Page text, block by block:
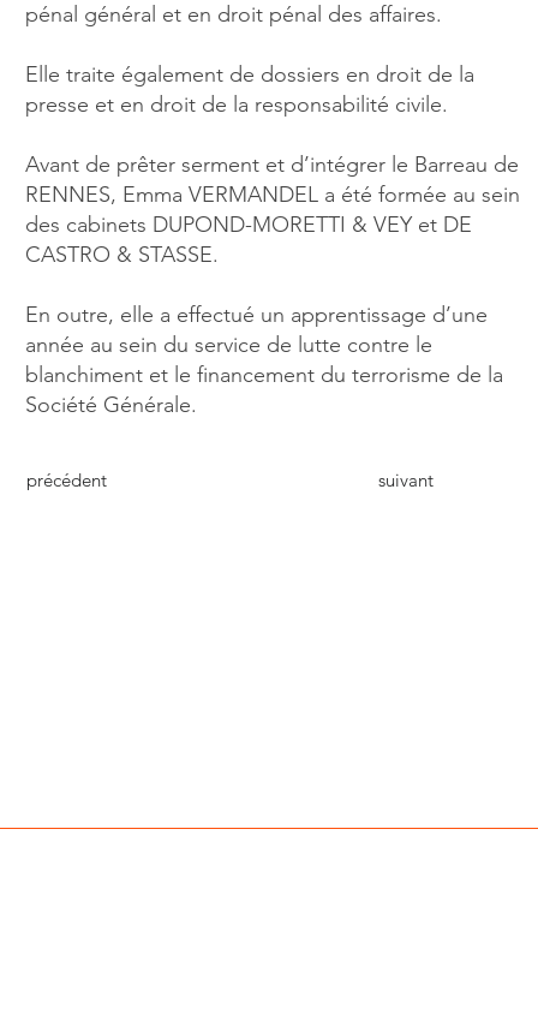
précédent suivant
pénal général et en droit pénal des affaires.
Elle traite également de dossiers en droit de la
presse et en droit de la responsabilité civile.
Avant de prêter serment et d’intégrer le Barreau de
RENNES, Emma VERMANDEL a été formée au sein
des cabinets DUPOND-MORETTI & VEY et DE
CASTRO & STASSE.
En outre, elle a effectué un apprentissage d’une
année au sein du service de lutte contre le
blanchiment et le financement du terrorisme de la
Société Générale.